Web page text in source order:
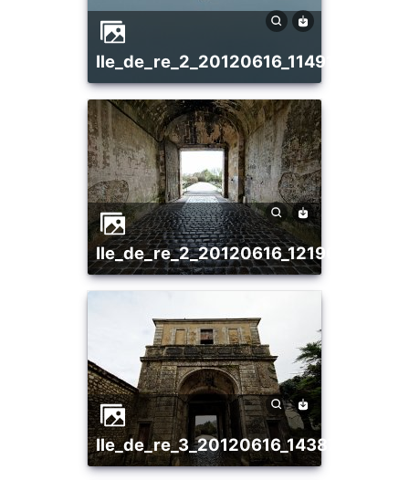
ile_de_re_2_20120616_1149145065
ile_de_re_2_20120616_1219032353
ile_de_re_3_20120616_1438763318